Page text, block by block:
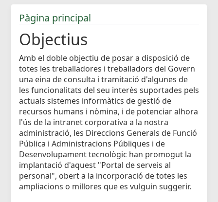
Pàgina principal
Objectius
Amb el doble objectiu de posar a disposició de
totes les treballadores i treballadors del Govern
una eina de consulta i tramitació d'algunes de
les funcionalitats del seu interès suportades pels
actuals sistemes informàtics de gestió de
recursos humans i nòmina, i de potenciar alhora
l'ús de la intranet corporativa a la nostra
administració, les Direccions Generals de Funció
Pública i Administracions Públiques i de
Desenvolupament tecnològic han promogut la
implantació d'aquest "Portal de serveis al
personal", obert a la incorporació de totes les
ampliacions o millores que es vulguin suggerir.